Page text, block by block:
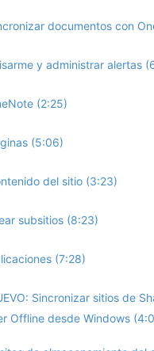
documentos con
y administrar alertas
(2:25)
(5:06)
del sitio (3:23)
subsitios (8:23)
(7:28)
Sincronizar sitios de
Offline desde Windows